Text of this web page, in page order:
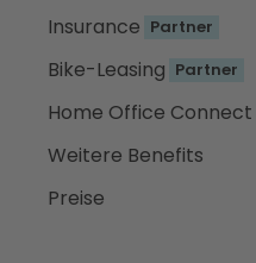
Insurance Partner
Bike-Leasing Partner
Home Office Connect
Weitere Benefits
Preise